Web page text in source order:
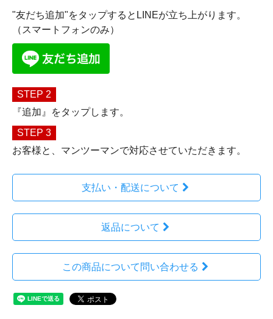
"友だち追加"をタップするとLINEが立ち上がります。
（スマートフォンのみ）
STEP 2
『追加』をタップします。
STEP 3
お客様と、マンツーマンで対応させていただきます。
支払い・配送について
返品について
この商品について問い合わせる